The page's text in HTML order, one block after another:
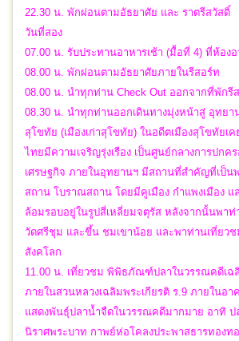
22.30 น. พักผ่อนตามอัธยาศัย และ ราตรีสวัสดิ์
วันที่สอง
07.00 น. รับประทานอาหารเช้า (มื้อที่ 4) ที่ห้อง
08.00 น. พักผ่อนตามอัธยาศัยภายในรีสอร์ท
08.00 น. นำทุกท่าน Check Out ออกจากที่พักรี
08.30 น. นำทุกท่านออกเดินทางมุ่งหน้าสู่ อุทยา
สุโขทัย (เมืองเก่าสุโขทัย) ในอดีตเมืองสุโขทัยเ
ไทยมีความเจริญรุ่งเรือง เป็นศูนย์กลางการปกค
เศรษฐกิจ ภายในอุทยานฯ มีสถานที่สำคัญที่เป็น
สถาน โบราณสถาน โดยมีคูเมือง กำแพงเมือง แ
ล้อมรอบอยู่ในรูปสี่เหลี่ยมจตุรัส หลังจากนั้นพาท่
วัดศรีชุม และขึ้น ชมเขาน้อย และพาท่านเที่ยวช
สังคโลก
11.00 น. เที่ยวชม พิพิธภัณฑ์ปลาในวรรณคดีเฉ
ภายในสวนหลวงเฉลิมพระเกียรติ ร.9 ภายในอ
แสดงพันธุ์ปลาน้ำจืดในวรรณคดีมากมาย อาทิ ป
นิราศพระบาท กาพย์ห่อโคลงประพาสธารทองทอ